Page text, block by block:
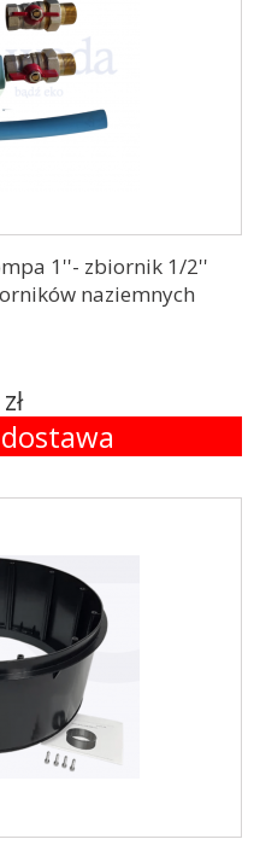
1''- zbiornik 1/2''
naziemnych